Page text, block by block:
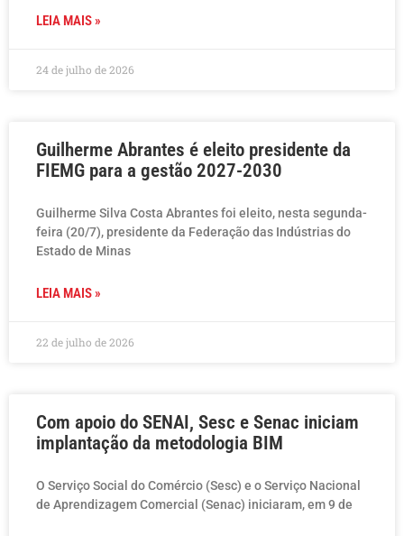
LEIA MAIS »
24 de julho de 2026
Guilherme Abrantes é eleito presidente da
FIEMG para a gestão 2027-2030
Guilherme Silva Costa Abrantes foi eleito, nesta segunda-
feira (20/7), presidente da Federação das Indústrias do
Estado de Minas
LEIA MAIS »
22 de julho de 2026
Com apoio do SENAI, Sesc e Senac iniciam
implantação da metodologia BIM
O Serviço Social do Comércio (Sesc) e o Serviço Nacional
de Aprendizagem Comercial (Senac) iniciaram, em 9 de